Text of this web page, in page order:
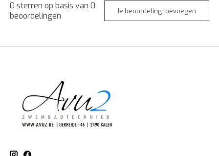
0 sterren op basis van 0
beoordelingen
Je beoordeling toevoegen